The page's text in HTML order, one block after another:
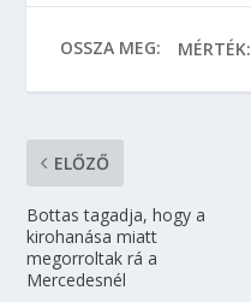
OSSZA MEG: MÉRTÉK:
ELŐZŐ
Bottas tagadja, hogy a
kirohanása miatt
megorroltak rá a
Mercedesnél